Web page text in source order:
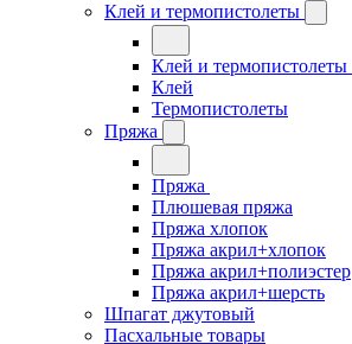
Клей и термопистолеты
Клей и термопистолеты
Клей
Термопистолеты
Пряжа
Пряжа
Плюшевая пряжа
Пряжа хлопок
Пряжа акрил+хлопок
Пряжа акрил+полиэстер
Пряжа акрил+шерсть
Шпагат джутовый
Пасхальные товары